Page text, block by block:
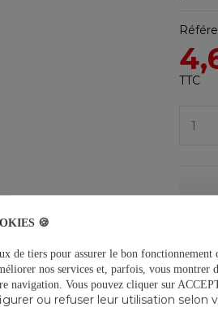
TTC
🍪
de tiers pour assurer le bon fonctionnement
nos services et, parfois, vous montrer
navigation. Vous pouvez cliquer sur
ou refuser leur utilisation selon